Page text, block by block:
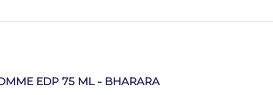
EDP 75 ML - BHARARA